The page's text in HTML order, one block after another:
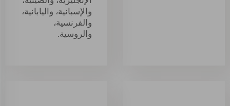
والإسبانية، واليابانية،
والفرنسية،
والروسية.